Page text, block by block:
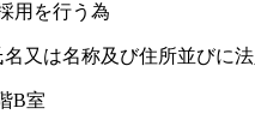
用を行う為
又は名称及び住所並びに
B室